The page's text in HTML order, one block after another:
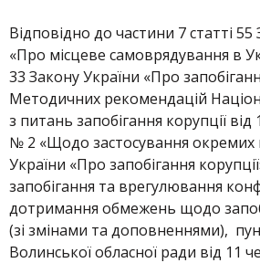
Відповідно до частини 7 статті 55
«Про місцеве самоврядування в
33 Закону України «Про
Методичних рекомендацій
з питань запобігання корупції від
№ 2 «Щодо застосування
України «Про запобігання
запобігання та врегулювання
дотримання обмежень щодо
(зі змінами та доповненнями),
Волинської обласної ради від 11